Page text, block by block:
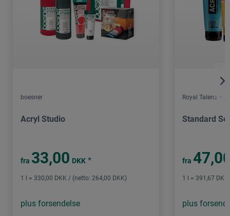
boesner
Acryl Studio
fra 33,00 DKK *
1 l = 330,00 DKK / (netto: 264,00 DKK)
plus forsendelse
Royal Talens –
Standard
fra
1 l = 391,67
plus